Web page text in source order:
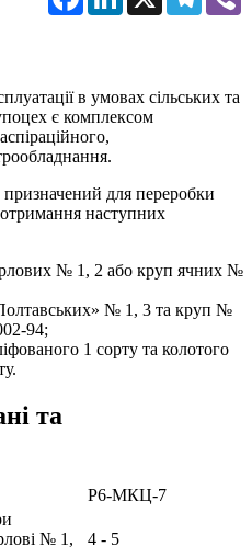
в умовах сільських та
є комплексом
для переробки
наступних
№ 1, 2 або круп ячних №
№ 1, 3 та круп №
94;
1 сорту та колотого
та
Р6-МКЦ-7
№ 1,
4 - 5